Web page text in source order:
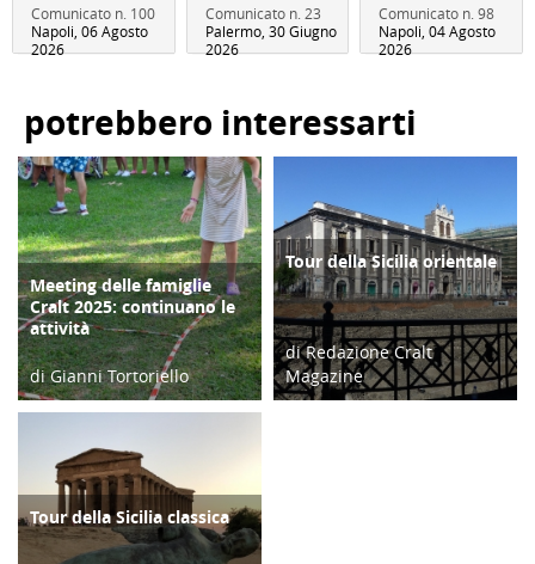
Comunicato n. 100
Napoli, 06 Agosto
2026
Comunicato n. 23
Palermo, 30 Giugno
2026
Comunicato n. 98
Napoli, 04 Agosto
2026
potrebbero interessarti
COPERTINA
Meeting delle famiglie
Cralt 2025: continuano le
attività
di Gianni Tortoriello
03/09/25
TURISMO
Tour della Sicilia orientale
di Redazione Cralt
Magazine
ATTIVITÀ
Tour della Sicilia classica